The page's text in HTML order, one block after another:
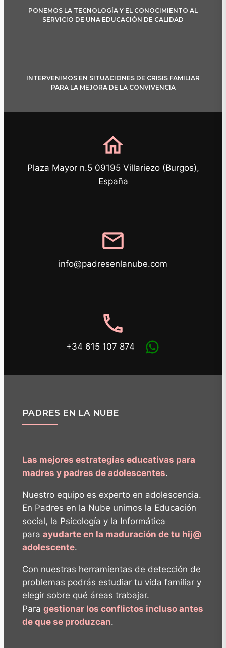
PONEMOS LA TECNOLOGÍA Y EL CONOCIMIENTO AL
SERVICIO DE UNA EDUCACIÓN DE CALIDAD
INTERVENIMOS EN SITUACIONES DE CRISIS FAMILIAR
PARA LA MEJORA DE LA CONVIVENCIA
home
Plaza Mayor n.5 09195 Villariezo (Burgos),
España
mail
info@padresenlanube.com
phone
+34 615 107 874
PADRES EN LA NUBE
Las mejores estrategias educativas para
madres y padres de adolescentes.
Nuestro equipo es experto en adolescencia.
En Padres en la Nube unimos la Educación
social, la Psicología y la Informática
para ayudarte en la maduración de tu hij@
adolescente.
Con nuestras herramientas de detección de
problemas podrás estudiar tu vida familiar y
elegir sobre qué áreas trabajar.
Para gestionar los conflictos incluso antes
de que se produzcan.